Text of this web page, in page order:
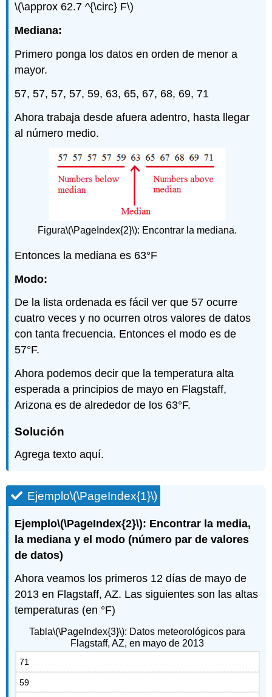
\(\approx 62.7 ^{\circ} F\)
Mediana:
Primero ponga los datos en orden de menor a
mayor.
57, 57, 57, 57, 59, 63, 65, 67, 68, 69, 71
Ahora trabaja desde afuera adentro, hasta llegar
al número medio.
Figura\(\PageIndex{2}\): Encontrar la mediana.
Entonces la mediana es 63°F
Modo:
De la lista ordenada es fácil ver que 57 ocurre
cuatro veces y no ocurren otros valores de datos
con tanta frecuencia. Entonces el modo es de
57°F.
Ahora podemos decir que la temperatura alta
esperada a principios de mayo en Flagstaff,
Arizona es de alrededor de los 63°F.
Solución
Agrega texto aquí.
Ejemplo\(\PageIndex{1}\)
Ejemplo\(\PageIndex{2}\): Encontrar la media,
la mediana y el modo (número par de valores
de datos)
Ahora veamos los primeros 12 días de mayo de
2013 en Flagstaff, AZ. Las siguientes son las altas
temperaturas (en °F)
Tabla\(\PageIndex{3}\): Datos meteorológicos para
Flagstaff, AZ, en mayo de 2013
71
59